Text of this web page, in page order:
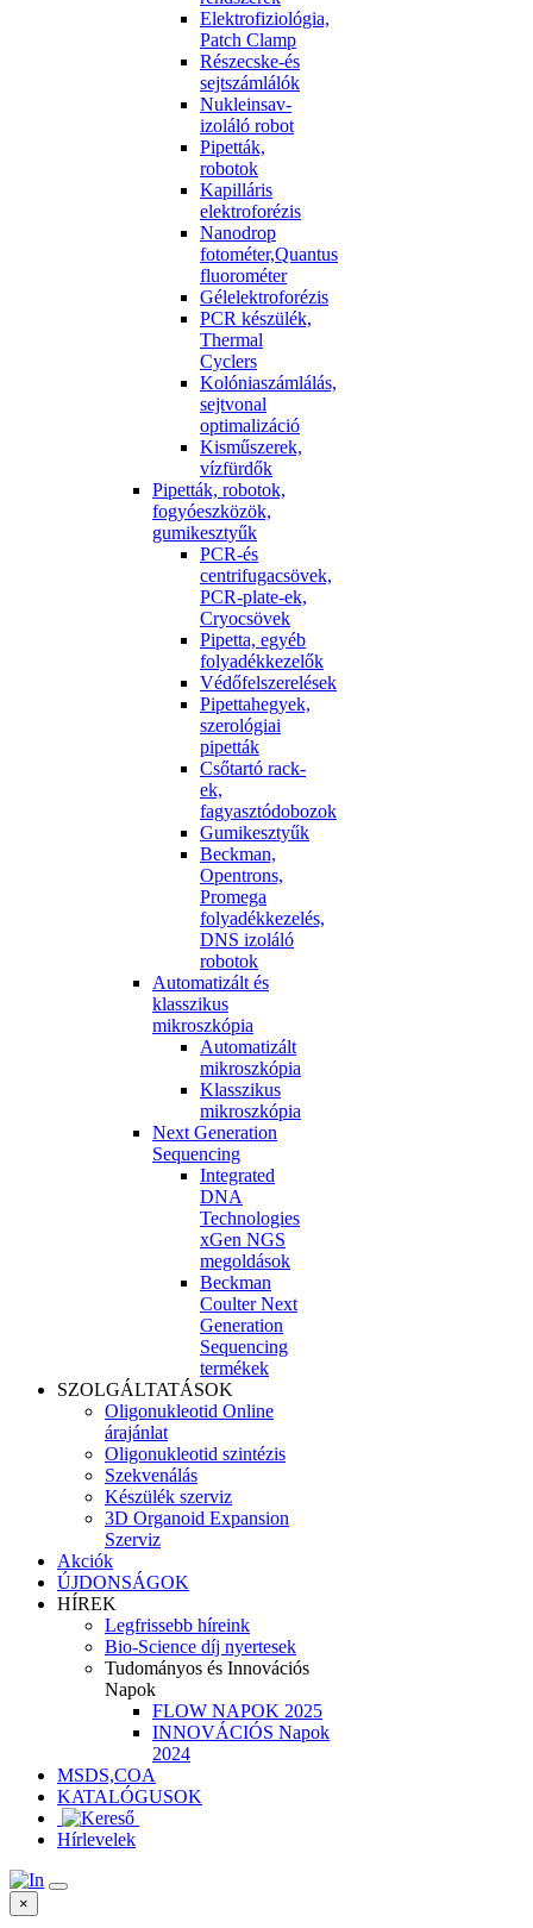
Elektrofiziológia,
Patch Clamp
Részecske-és
sejtszámlálók
Nukleinsav-
izoláló robot
Pipetták,
robotok
Kapilláris
elektroforézis
Nanodrop
fotométer,Quantus
fluorométer
Gélelektroforézis
PCR készülék,
Thermal
Cyclers
Kolóniaszámlálás,
sejtvonal
optimalizáció
Kisműszerek,
vízfürdők
Pipetták, robotok,
fogyóeszközök,
gumikesztyűk
PCR-és
centrifugacsövek,
PCR-plate-ek,
Cryocsövek
Pipetta, egyéb
folyadékkezelők
Védőfelszerelések
Pipettahegyek,
szerológiai
pipetták
Csőtartó rack-
ek,
fagyasztódobozok
Gumikesztyűk
Beckman,
Opentrons,
Promega
folyadékkezelés,
DNS izoláló
robotok
Automatizált és
klasszikus
mikroszkópia
Automatizált
mikroszkópia
Klasszikus
mikroszkópia
Next Generation
Sequencing
Integrated
DNA
Technologies
xGen NGS
megoldások
Beckman
Coulter Next
Generation
Sequencing
termékek
SZOLGÁLTATÁSOK
Oligonukleotid Online
árajánlat
Oligonukleotid szintézis
Szekvenálás
Készülék szerviz
3D Organoid Expansion
Szerviz
Akciók
ÚJDONSÁGOK
HÍREK
Legfrissebb híreink
Bio-Science díj nyertesek
Tudományos és Innovációs
Napok
FLOW NAPOK 2025
INNOVÁCIÓS Napok
2024
MSDS,COA
KATALÓGUSOK
Hírlevelek
×